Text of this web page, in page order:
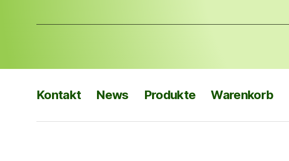
Kontakt News Produkte Warenkorb